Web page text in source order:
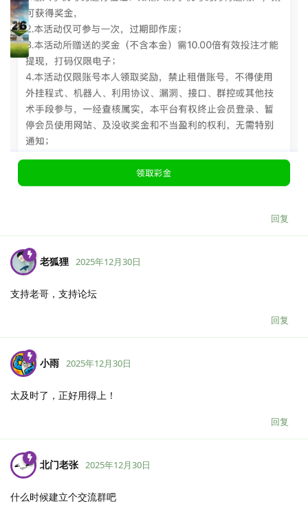
回复
老狐狸 2025年12月30日
支持老哥，支持论坛
回复
小雨 2025年12月30日
太及时了，正好用得上！
回复
北门老张 2025年12月30日
什么时候建立个交流群吧